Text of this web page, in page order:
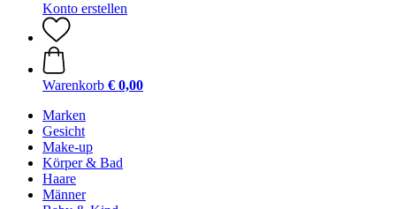
Konto erstellen
Warenkorb € 0,00
Marken
Gesicht
Make-up
Körper & Bad
Haare
Männer